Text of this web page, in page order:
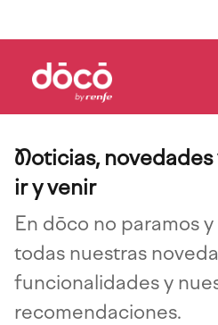
principal
Noticias,
ir y venir
En dōco no paramos
todas nuestras
funcionalidades y
recomendaciones.